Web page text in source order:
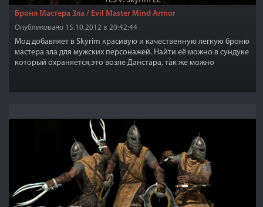
Броня Мастера Зла / Evil Master Mind Armor
Опубликовано 15.10.2012 в 20:42:44
Мод добавляет в Skyrim красивую и качественную легкую броню
мастера зла для мужских персонажей. Найти её можно в сундуке
который охраняется,это возле Данстара, так же можно